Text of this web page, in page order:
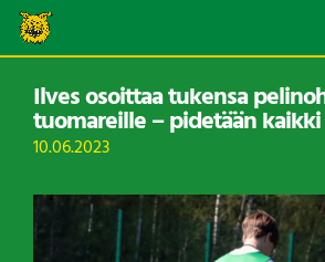
Ilves osoittaa tukensa
tuomareille – pidetään
10.06.2023